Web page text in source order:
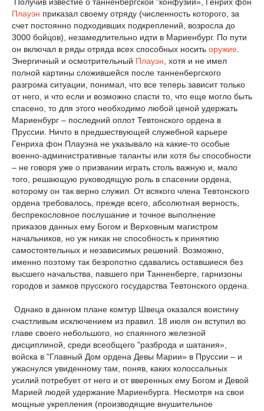
Плауэн приказал своему отряду (численность которого, за
счет постоянно подходивших подкреплений, возросла до
3000 бойцов), незамедлительно идти в Мариенбург. По пути
он включал в ряды отряда всех способных носить оружие
Энергичный и осмотрительный Плауэн , хотя и не имел
полной картины сложившейся после танненбергского
разгрома ситуации, понимал, что все теперь зависит только
от него, и что если и возможно спасти то, что еще могло быть
спасено, то для этого необходимо любой ценой удержать
Мариенбург – последний оплот Тевтонского ордена в
Пруссии. Ничто в предшествующей служебной карьере
Генриха фон Плауэна не указывало на какие-то особые
военно-административные таланты или хотя бы способности
– не говоря уже о призвании играть столь важную и, мало
того, решающую руководящую роль в спасении ордена,
которому он так верно служил. От всякого члена Тевтонского
ордена требовалось, прежде всего, абсолютная верность,
беспрекословное послушание и точное выполнение
приказов данных ему Богом и Верховным магистром
начальников, но уж никак не способность к принятию
самостоятельных и независимых решений. Возможно,
именно поэтому так безропотно сдавались оставшиеся без
высшего начальства, павшего при Танненберге, гарнизоны
городов и замков прусского государства Тевтонского ордена.
Однако в данном плане комтур Швеца оказался воистину
счастливым исключением из правил. 18 июля он вступил во
главе своего небольшого, но спаянного железной
дисциплиной, среди всеобщего "разброда и шатания»,
войска в "Главный Дом ордена Девы Марии» в Пруссии – и
ужаснулся увиденному там, поняв, каких колоссальных
усилий потребует от него и от вверенных ему Богом и Девой
Марией людей удержание Мариенбурга. Несмотря на свои
мощные укрепления (производящие внушительное